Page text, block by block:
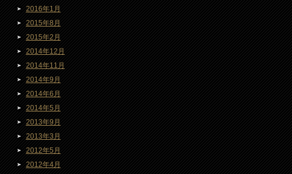
2016年1月
2015年8月
2015年2月
2014年12月
2014年11月
2014年9月
2014年6月
2014年5月
2013年9月
2013年3月
2012年5月
2012年4月